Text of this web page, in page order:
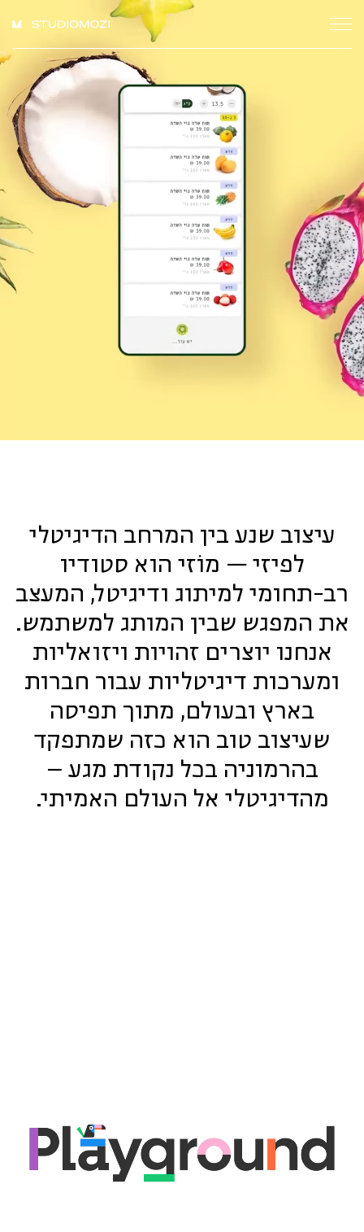
עיצוב שנע בין המרחב הדיגיטלי
לפיזי — מוֹזי הוא סטודיו
רב-תחומי למיתוג ודיגיטל, המעצב
את המפגש שבין המותג למשתמש.
אנחנו יוצרים זהויות ויזואליות
ומערכות דיגיטליות עבור חברות
בארץ ובעולם, מתוך תפיסה
שעיצוב טוב הוא כזה שמתפקד
בהרמוניה בכל נקודת מגע –
מהדיגיטלי אל העולם האמיתי.